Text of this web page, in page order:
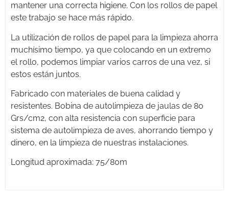
mantener una correcta higiene. Con los rollos de papel
este trabajo se hace más rápido.
La utilización de rollos de papel para la limpieza ahorra
muchísimo tiempo, ya que colocando en un extremo
el rollo, podemos limpiar varios carros de una vez, si
estos están juntos.
Fabricado con materiales de buena calidad y
resistentes. Bobina de autolimpieza de jaulas de 80
Grs/cm2, con alta resistencia con superficie para
sistema de autolimpieza de aves, ahorrando tiempo y
dinero, en la limpieza de nuestras instalaciones.
Longitud aproximada: 75/80m